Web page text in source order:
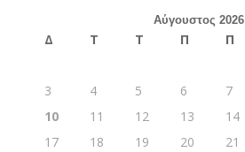
Αύγουστος 2026
Δ Τ Τ Π Π
3
4 5 6 7
10
11 12 13 14
17
18 19 20 21